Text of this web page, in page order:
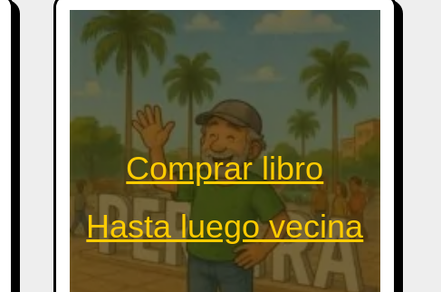
Comprar libro
Hasta luego vecina